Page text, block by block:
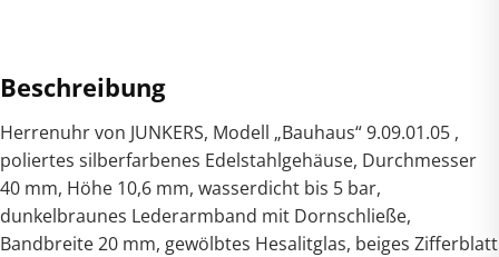
Beschreibung
Herrenuhr von JUNKERS, Modell „Bauhaus“ 9.09.01.05 ,
poliertes silberfarbenes Edelstahlgehäuse, Durchmesser
40 mm, Höhe 10,6 mm, wasserdicht bis 5 bar,
dunkelbraunes Lederarmband mit Dornschließe,
Bandbreite 20 mm, gewölbtes Hesalitglas, beiges Zifferblatt